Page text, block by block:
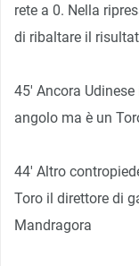
rete a 0. Nella
di ribaltare il
45′ Ancora
angolo ma è un
44′ Altro
Toro il direttore di
Mandragora